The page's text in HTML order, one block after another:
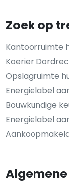
Zoek op
Kantoorruimte
Koerier
Opslagruimte
Energielabel
Bouwkundige
Energielabel